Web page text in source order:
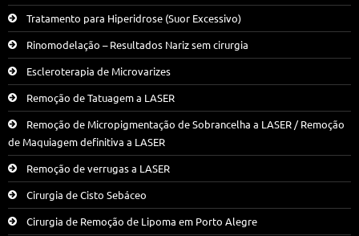
Tratamento para Hiperidrose (Suor Excessivo)
Rinomodelação – Resultados Nariz sem cirurgia
Escleroterapia de Microvarizes
Remoção de Tatuagem a LASER
Remoção de Micropigmentação de Sobrancelha a LASER / Remoção
de Maquiagem definitiva a LASER
Remoção de verrugas a LASER
Cirurgia de Cisto Sebáceo
Cirurgia de Remoção de Lipoma em Porto Alegre